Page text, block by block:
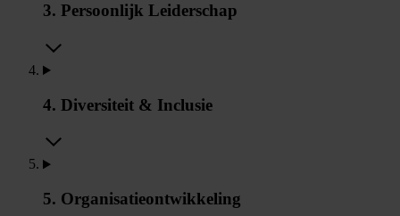
3. Persoonlijk Leiderschap
4. Diversiteit & Inclusie
5. Organisatieontwikkeling